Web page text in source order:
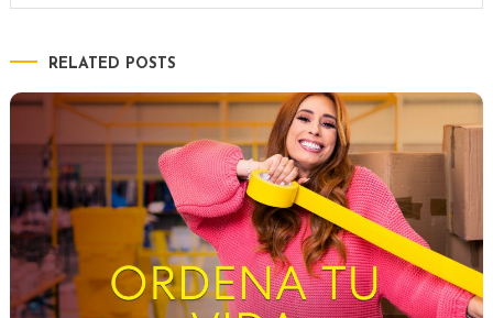
RELATED POSTS